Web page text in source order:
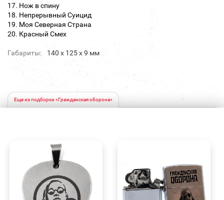
17. Нож в спину
18. Непрерывный Суицид
19. Моя Северная Страна
20. Красный Смех
Габариты: 140 х 125 х 9 мм
Еще из подборки «Гражданская оборона»